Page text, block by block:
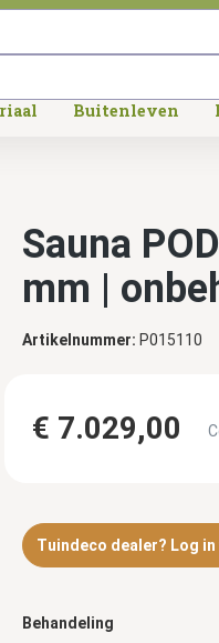
Buitenleven
Sauna
mm |
Artikelnummer: P015110
€ 7.029,00
Tuindeco dealer? Log
Behandeling